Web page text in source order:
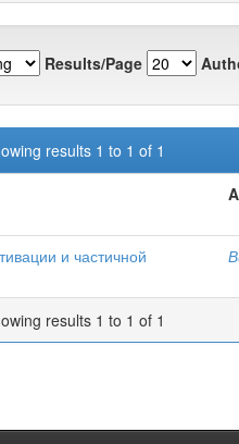
Results/Page
results 1 to 1 of 1
и частичной
results 1 to 1 of 1